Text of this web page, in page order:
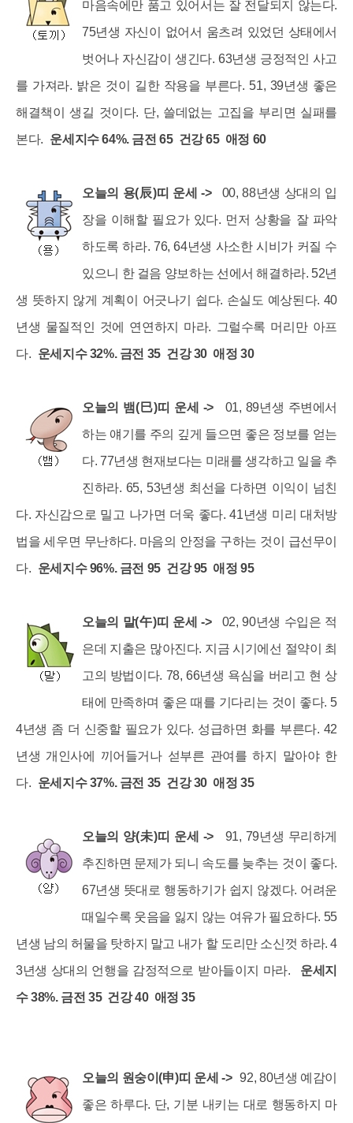
마음속에만 품고 있어서는 잘 전달되지 않는다.
75년생 자신이 없어서 움츠려 있었던 상태에서
벗어나 자신감이 생긴다. 63년생 긍정적인 사고
를 가져라. 밝은 것이 길한 작용을 부른다. 51, 39년생 좋은
해결책이 생길 것이다. 단, 쓸데없는 고집을 부리면 실패를
본다. 운세지수 64%. 금전 65 건강 65 애정 60
오늘의 용(辰)띠 운세 ->
00, 88년생 상대의 입
장을 이해할 필요가 있다. 먼저 상황을 잘 파악
하도록 하라. 76, 64년생 사소한 시비가 커질 수
있으니 한 걸음 양보하는 선에서 해결하라. 52년
생 뜻하지 않게 계획이 어긋나기 쉽다. 손실도 예상된다. 40
년생 물질적인 것에 연연하지 마라. 그럴수록 머리만 아프
다. 운세지수 32%. 금전 35 건강 30 애정 30
오늘의 뱀(巳)띠 운세 ->
01, 89년생 주변에서
하는 얘기를 주의 깊게 들으면 좋은 정보를 얻는
다. 77년생 현재보다는 미래를 생각하고 일을 추
진하라. 65, 53년생 최선을 다하면 이익이 넘친
다. 자신감으로 밀고 나가면 더욱 좋다. 41년생 미리 대처방
법을 세우면 무난하다. 마음의 안정을 구하는 것이 급선무이
다. 운세지수 96%. 금전 95 건강 95 애정 95
오늘의 말(午)띠 운세 ->
02, 90년생 수입은 적
은데 지출은 많아진다. 지금 시기에선 절약이 최
고의 방법이다. 78, 66년생 욕심을 버리고 현 상
태에 만족하며 좋은 때를 기다리는 것이 좋다. 5
4년생 좀 더 신중할 필요가 있다. 성급하면 화를 부른다. 42
년생 개인사에 끼어들거나 섣부른 관여를 하지 말아야 한
다. 운세지수 37%. 금전 35 건강 30 애정 35
오늘의 양(未)띠 운세 ->
91, 79년생 무리하게
추진하면 문제가 되니 속도를 늦추는 것이 좋다.
67년생 뜻대로 행동하기가 쉽지 않겠다. 어려운
때일수록 웃음을 잃지 않는 여유가 필요하다. 55
년생 남의 허물을 탓하지 말고 내가 할 도리만 소신껏 하라. 4
3년생 상대의 언행을 감정적으로 받아들이지 마라.
운세지
수 38%. 금전 35 건강 40 애정 35
오늘의 원숭이(申)띠 운세 ->
92, 80년생 예감이
좋은 하루다. 단, 기분 내키는 대로 행동하지 마